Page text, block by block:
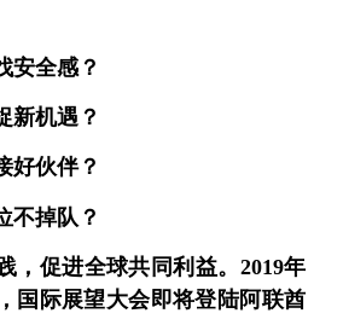
安全感？
新机遇？
好伙伴？
不掉队？
，促进全球共同利益。2019年
国际展望大会即将登陆阿联酋